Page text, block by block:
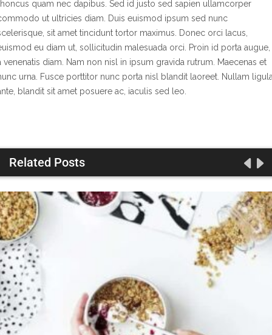
quam nec dapibus. Sed id justo sed sapien ullamcorper
ut ultricies diam. Duis euismod ipsum sed nunc
sit amet tincidunt tortor maximus. Donec orci lacus,
eu diam ut, sollicitudin malesuada orci. Proin id porta augue,
venenatis diam. Nam non nisl in ipsum gravida rutrum. Maecenas et
urna. Fusce porttitor nunc porta nisl blandit laoreet. Nullam
blandit sit amet posuere ac, iaculis sed leo.
Related Posts